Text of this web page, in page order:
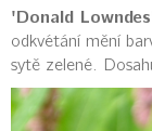
'Donald
odkvétání mění
sytě zelené.